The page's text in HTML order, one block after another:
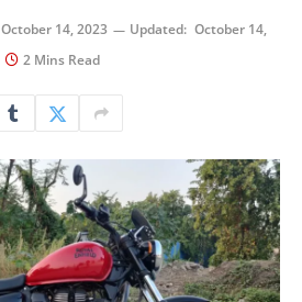
October 14, 2023 Updated: October 14,
2 Mins Read